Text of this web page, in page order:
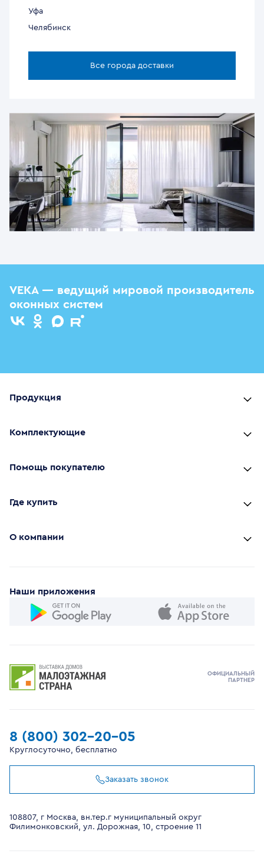
Уфа
Челябинск
Все города доставки
VEKA — ведущий мировой производитель
оконных систем
Продукция
Комплектующие
Помощь покупателю
Где купить
О компании
Наши приложения
8 (800) 302-20-05
Круглосуточно, бесплатно
Заказать звонок
ОФИЦИАЛЬНЫЙ
ПАРТНЕР
108807, г Москва, вн.тер.г муниципальный округ
Филимонковский, ул. Дорожная, 10, строение 11